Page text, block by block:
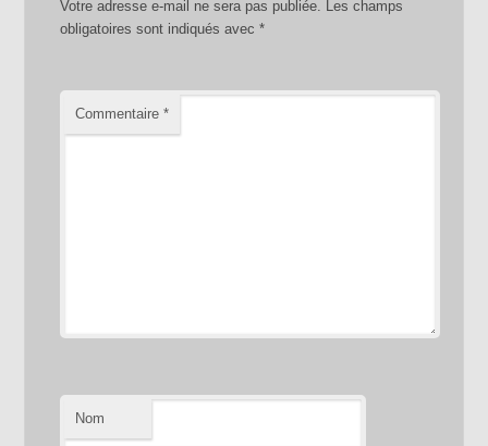
Votre adresse e-mail ne sera pas publiée.
Les champs
obligatoires sont indiqués avec*
Commentaire*
Nom